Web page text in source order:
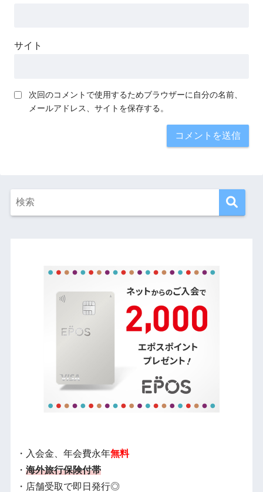
サイト
次回のコメントで使用するためブラウザーに自分の名前、
メールアドレス、サイトを保存する。
・入会金、年会費永年無料
・ 海外旅行保険付帯
・店舗受取で即日発行◎